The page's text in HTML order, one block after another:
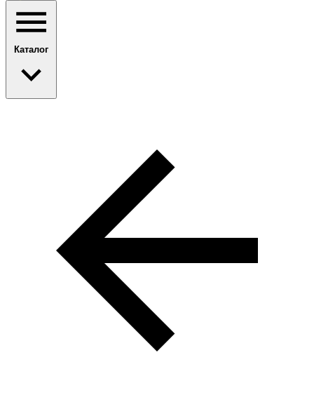
Каталог